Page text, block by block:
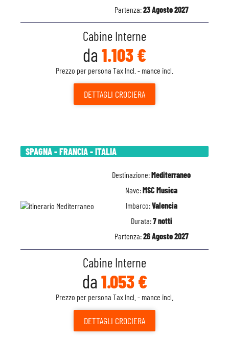
Partenza:23 Agosto 2027
Cabine Interne
da 1.103 €
Prezzo per persona Tax Incl. - mance incl.
DETTAGLI CROCIERA
SPAGNA - FRANCIA - ITALIA
Destinazione:Mediterraneo
Nave:MSC Musica
Imbarco:Valencia
Durata:7 notti
Partenza:26 Agosto 2027
Cabine Interne
da 1.053 €
Prezzo per persona Tax Incl. - mance incl.
DETTAGLI CROCIERA